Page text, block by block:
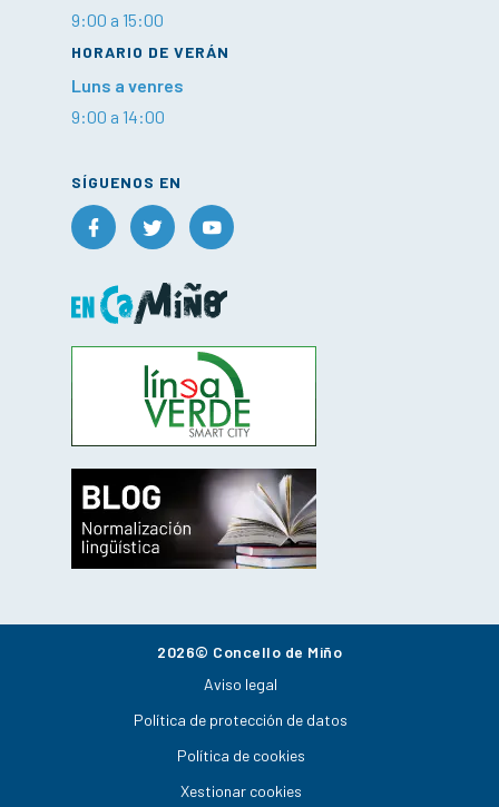
9:00 a 15:00
HORARIO DE VERÁN
Luns a venres
9:00 a 14:00
SÍGUENOS EN
2026© Concello de Miño
Aviso legal
Política de protección de datos
Política de cookies
Xestionar cookies